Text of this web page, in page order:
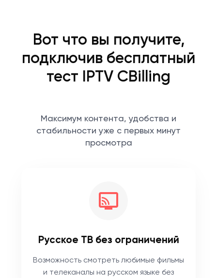
Вот что вы получите,
подключив бесплатный
тест IPTV CBilling
Максимум контента, удобства и
стабильности уже с первых минут
просмотра
Русское ТВ без ограничений
Возможность смотреть любимые фильмы
и телеканалы на русском языке без